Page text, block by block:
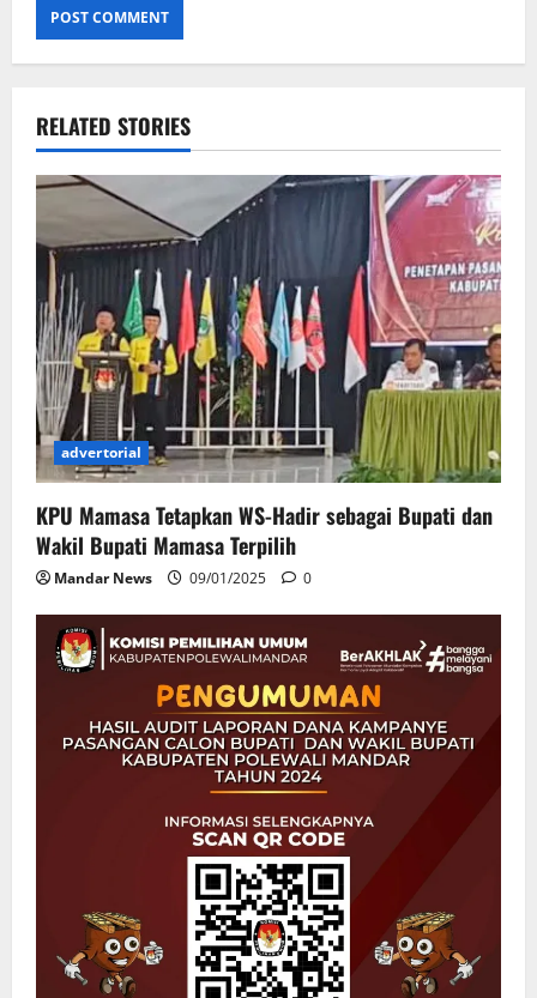
RELATED STORIES
advertorial
KPU Mamasa Tetapkan WS-Hadir sebagai Bupati dan
Wakil Bupati Mamasa Terpilih
Mandar News 09/01/2025 0